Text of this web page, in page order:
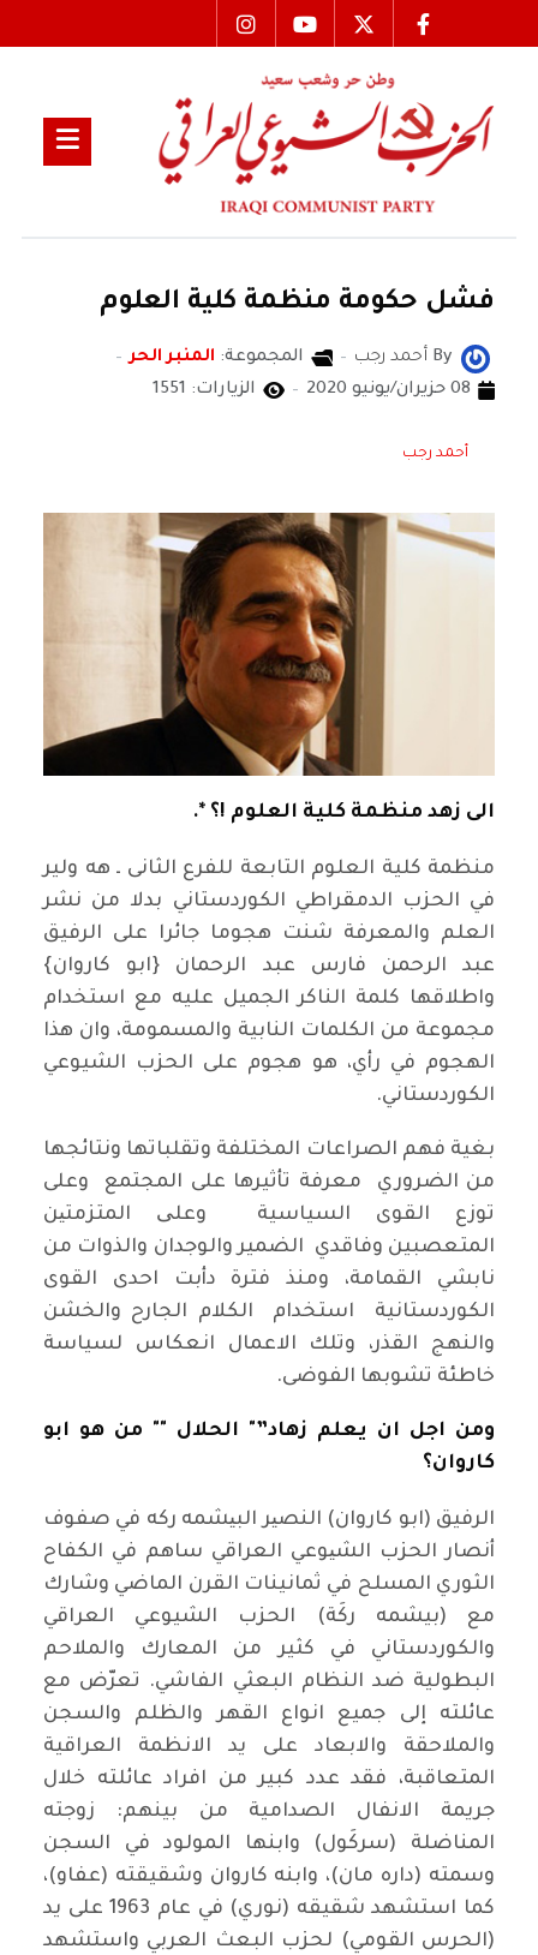
فشل حكومة منظمة كلية العلوم
By أحمد رجب المجموعة: المنبر الحر
08 حزيران/يونيو 2020
الزيارات: 1551
أحمد رجب
الى زهد منظمة كلية العلوم !؟ *.
منظمة كلية العلوم التابعة للفرع الثانى ـ هه ولير
في الحزب الدمقراطي الكوردستاني بدلا من نشر
العلم والمعرفة شنت هجوما جائرا على الرفيق
عبد الرحمن فارس عبد الرحمان {ابو كاروان}
واطلاقها كلمة الناكر الجميل عليه مع استخدام
مجموعة من الكلمات النابية والمسمومة، وان هذا
الهجوم في رأي، هو هجوم على الحزب الشيوعي
الكوردستاني.
بغية فهم الصراعات المختلفة وتقلباتها ونتائجها
من الضروري معرفة تأثيرها على المجتمع وعلى
توزع القوى السياسية وعلی المتزمتین
المتعصبين وفاقدي الضمير والوجدان والذوات من
نابشي القمامة، ومنذ فترة دأبت احدى القوى
الكوردستانية استخدام الكلام الجارح والخشن
والنهج القذر، وتلك الاعمال انعكاس لسياسة
خاطئة تشوبها الفوضى.
ومن اجل ان يعلم زهاد”" الحلال "" من هو ابو
كاروان؟
الرفيق (ابو كاروان) النصیر البیشمه ركه في صفوف
أنصار الحزب الشیوعي العراقي ساهم في الكفاح
الثوري المسلح في ثمانينات القرن الماضي وشارك
مع (بيشمه ركَة) الحزب الشيوعي العراقي
والكوردستاني في كثير من المعارك والملاحم
البطولية ضد النظام البعثي الفاشي. تعرّض مع
عائلته إلى جميع انواع القهر والظلم والسجن
والملاحقة والابعاد على يد الانظمة العراقية
المتعاقبة، فقد عدد كبير من افراد عائلته خلال
جريمة الانفال الصدامية من بينهم: زوجته
المناضلة (سركَول) وابنها المولود في السجن
وسمته (داره مان)، وابنه كاروان وشقيقته (عفاو)،
كما استشهد شقيقه (نوري) في عام 1963 على يد
(الحرس القومي) لحزب البعث العربي واستشهد